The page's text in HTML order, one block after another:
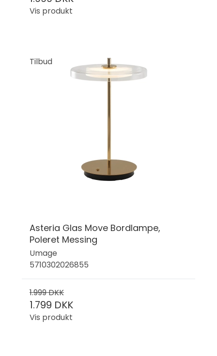
Vis produkt
Tilbud
Asteria Glas Move Bordlampe,
Poleret Messing
Umage
5710302026855
1.999 DKK
1.799 DKK
Vis produkt